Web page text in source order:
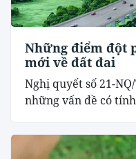
Những điểm đột
mới về đất đai
Nghị quyết số 21-
những vấn đề có